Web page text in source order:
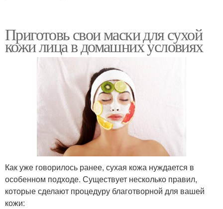
Приготовь свои маски для сухой
кожи лица в домашних условиях
Как уже говорилось ранее, сухая кожа нуждается в
особенном подходе. Существует несколько правил,
которые сделают процедуру благотворной для вашей
кожи: